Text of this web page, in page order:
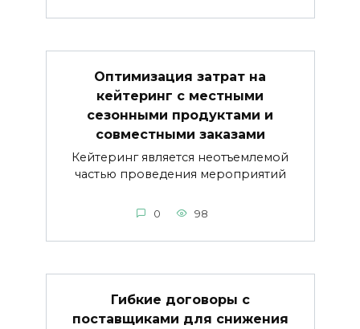
Оптимизация затрат на
кейтеринг с местными
сезонными продуктами и
совместными заказами
Кейтеринг является неотъемлемой
частью проведения мероприятий
0 98
Гибкие договоры с
поставщиками для снижения